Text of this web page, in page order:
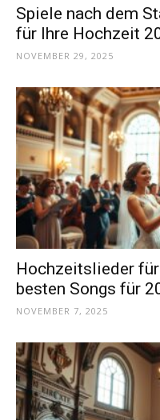
Spiele nach dem
für Ihre Hochzeit
NOVEMBER 29, 2025
Hochzeitslieder
besten Songs für
NOVEMBER 7, 2025